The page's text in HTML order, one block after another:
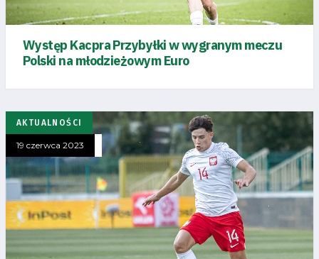
Występ Kacpra Przybyłki w wygranym meczu
Polski na młodzieżowym Euro
AKTUALNOŚCI
19 czerwca 2023